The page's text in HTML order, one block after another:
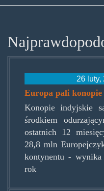
26 luty,
Europa pali
Konopie indyjskie
środkiem
ostatnich 12
28,8 mln
kontynentu -
rok